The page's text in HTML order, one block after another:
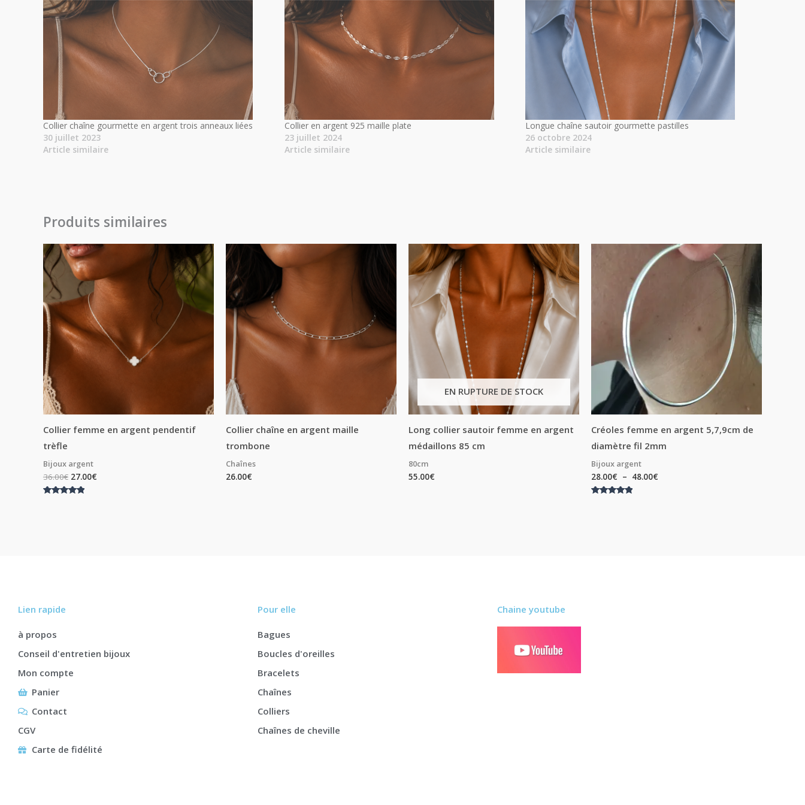
Collier chaîne gourmette en argent trois anneaux liées
30 juillet 2023
Article similaire
Collier en argent 925 maille plate
23 juillet 2024
Article similaire
Longue chaîne sautoir gourmette pastilles
26 octobre 2024
Article similaire
Produits similaires
Collier femme en argent pendentif
trèfle
Bijoux argent
36.00€ 27.00€
Collier chaîne en argent maille
trombone
Chaînes
26.00€
EN RUPTURE DE STOCK
Long collier sautoir femme en argent
médaillons 85 cm
80cm
55.00€
Créoles femme en argent 5,7,9cm de
diamètre fil 2mm
Bijoux argent
28.00€ – 48.00€
Plage
de
Lien rapide
à propos
Conseil d'entretien bijoux
Mon compte
Panier
Contact
CGV
Carte de fidélité
Pour elle
Bagues
Boucles d'oreilles
Bracelets
Chaînes
Colliers
Chaînes de cheville
Chaine youtube